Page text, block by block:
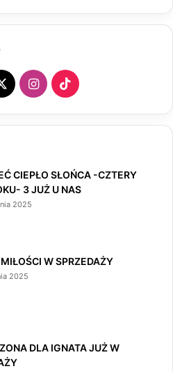
X
I
n
a
T
i
T
o
CIEPŁO SŁOŃCA -CZTERY
3 JUŻ U NAS
2025
W SPRZEDAŻY
2025
DLA IGNATA JUŻ W